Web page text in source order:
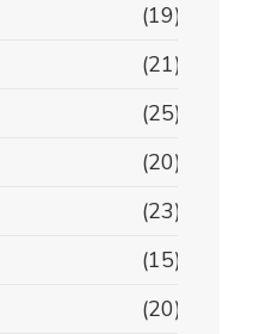
(19)
(21)
(25)
(20)
(23)
(15)
(20)